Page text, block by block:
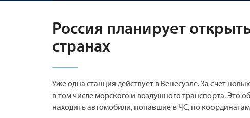
Россия планирует
странах
Уже одна станция действует в Венесуэле. За счет
в том числе морского и воздушного транспорта. Это
находить автомобили, попавшие в ЧС, по